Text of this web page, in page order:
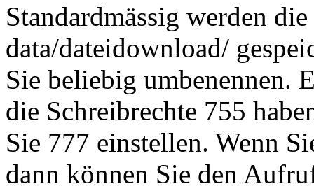
Standardmässig werden
data/dateidownload/
Sie beliebig umbenennen.
die Schreibrechte 755
Sie 777 einstellen. Wenn
dann können Sie den